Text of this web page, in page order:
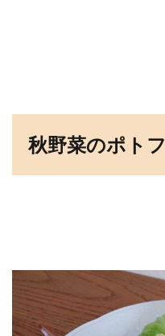
秋野菜のポトフ